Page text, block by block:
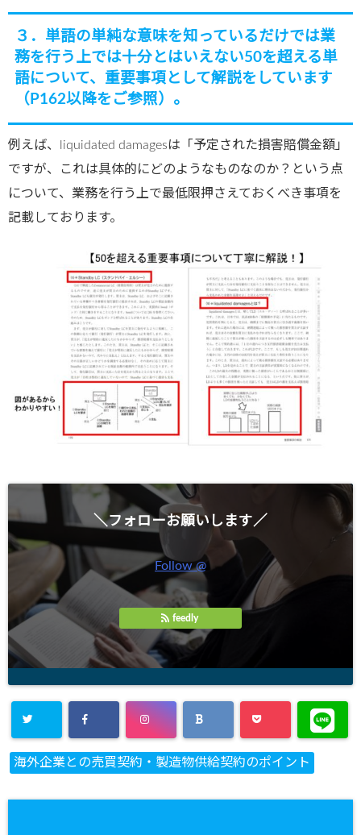
３．単語の単純な意味を知っているだけでは業
務を行う上では十分とはいえない50を超える単
語について、重要事項として解説をしています
（P162以降をご参照）。
例えば、liquidated damagesは「予定された損害賠償金額」
ですが、これは具体的にどのようなものなのか？という点
について、業務を行う上で最低限押さえておくべき事項を
記載しております。
＼フォローお願いします／
Follow @
feedly
海外企業との売買契約・製造物供給契約のポイント